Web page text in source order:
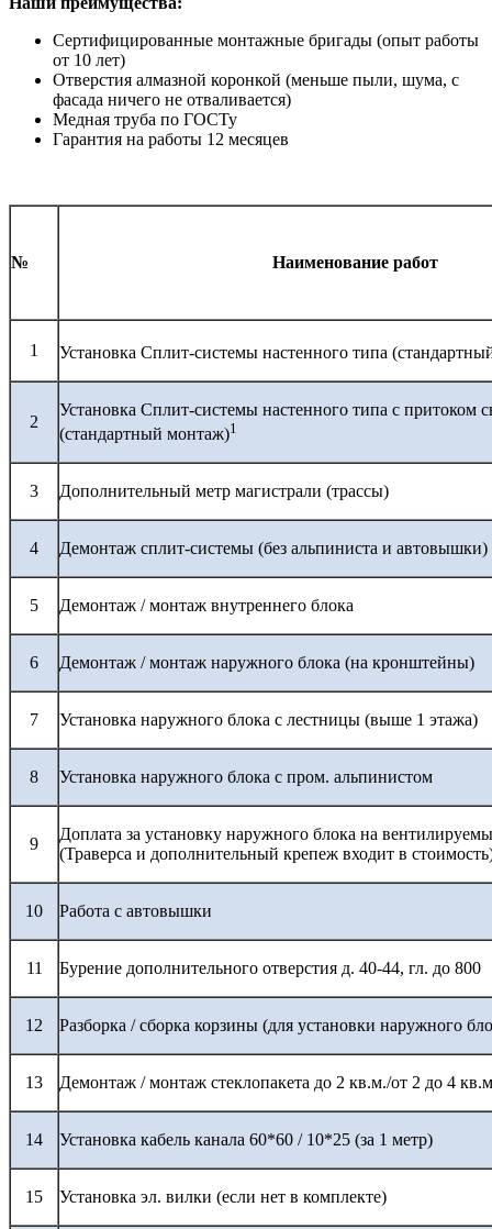
Сертифицированные монтажные бригады (опыт работы
от 10 лет)
Отверстия алмазной коронкой (меньше пыли, шума, с
фасада ничего не отваливается)
Медная труба по ГОСТу
Гарантия на работы 12 месяцев
№ Наименование работ
1 Установка Сплит-системы настенного типа
2
Установка Сплит-системы настенного типа с притоком
(стандартный монтаж)1
3 Дополнительный метр магистрали (трассы)
4 Демонтаж сплит-системы (без альпиниста и автовышки)
5 Демонтаж / монтаж внутреннего блока
6 Демонтаж / монтаж наружного блока (на кронштейны)
7 Установка наружного блока с лестницы (выше 1 этажа)
8 Установка наружного блока с пром. альпинистом
9
Доплата за установку наружного блока на
(Траверса и дополнительный крепеж входит в
10 Работа с автовышки
11 Бурение дополнительного отверстия д. 40-44, гл. до 800
12 Разборка / сборка корзины (для установки наружного
13 Демонтаж / монтаж стеклопакета до 2 кв.м./от 2 до 4
14 Установка кабель канала 60*60 / 10*25 (за 1 метр)
15 Установка эл. вилки (если нет в комплекте)